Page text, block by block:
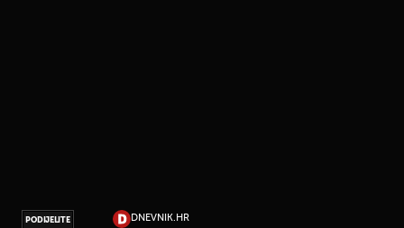
PODIJELITE DNEVNIK.HR